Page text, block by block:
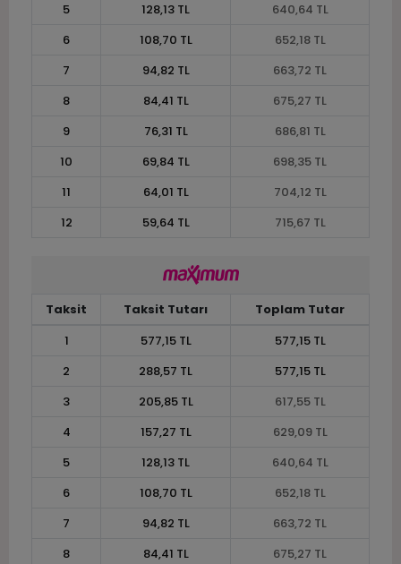
5
128,13 TL
640,64 TL
6
108,70 TL
652,18 TL
7
94,82 TL
663,72 TL
8
84,41 TL
675,27 TL
9
76,31 TL
686,81 TL
10
69,84 TL
698,35 TL
11
64,01 TL
704,12 TL
12
59,64 TL 715,67 TL
Taksit Taksit Tutarı
Toplam Tutar
1
577,15 TL
577,15 TL
2
288,57 TL
577,15 TL
3
205,85 TL
617,55 TL
4
157,27 TL
629,09 TL
5
128,13 TL
640,64 TL
6
108,70 TL
652,18 TL
7
94,82 TL
663,72 TL
8
84,41 TL
675,27 TL